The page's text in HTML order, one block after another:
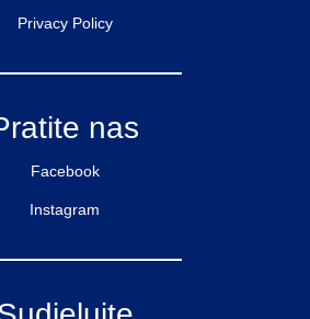
Privacy Policy
nas
Facebook
Instagram